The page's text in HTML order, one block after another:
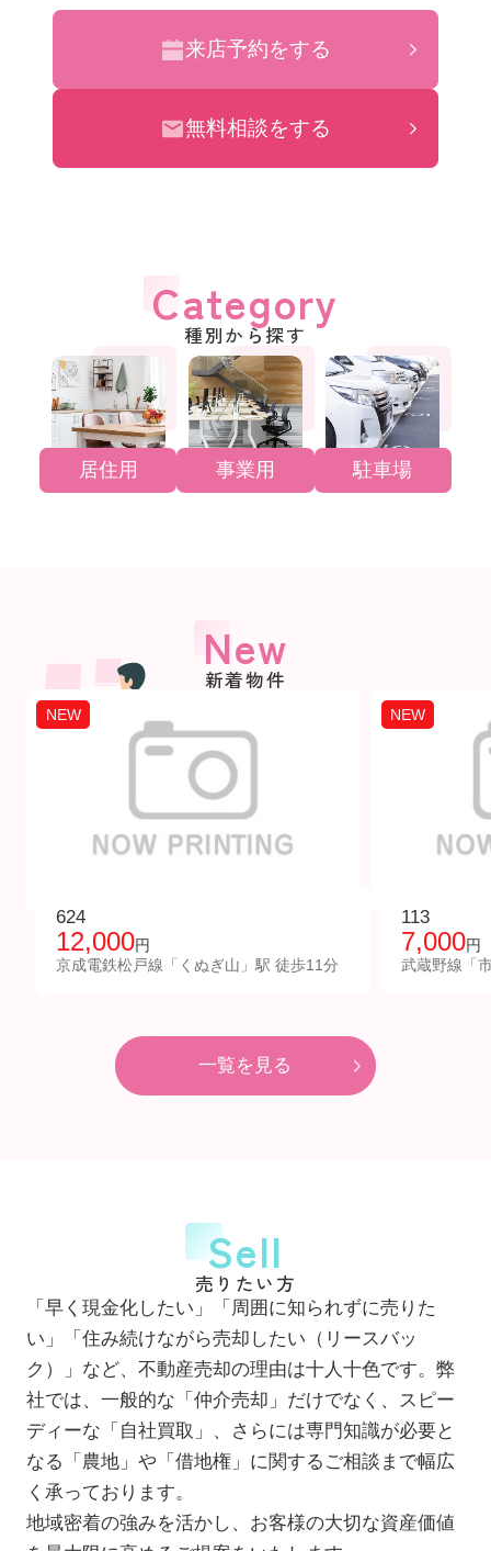
来店予約をする
無料相談をする
Category
種別から探す
居住用 事業用 駐車場
New
新着物件
NEW
624
12,000円
京成電鉄松戸線「くぬぎ山」駅 徒歩11分
NEW
113
7,000円
武蔵野線「
一覧を見る
Sell
売りたい方
「早く現金化したい」「周囲に知られずに売りた
い」「住み続けながら売却したい（リースバッ
ク）」など、不動産売却の理由は十人十色です。弊
社では、一般的な「仲介売却」だけでなく、スピー
ディーな「自社買取」、さらには専門知識が必要と
なる「農地」や「借地権」に関するご相談まで幅広
く承っております。
地域密着の強みを活かし、お客様の大切な資産価値